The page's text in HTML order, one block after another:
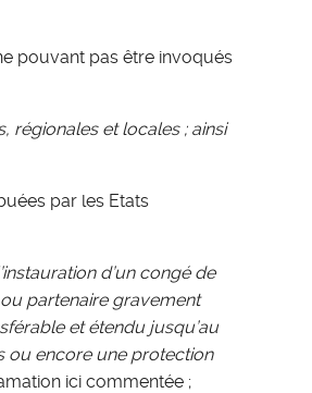
pouvant pas être invoqués
régionales et locales ; ainsi
par les Etats
d’un congé de
partenaire gravement
et étendu jusqu’au
ou encore une protection
ici commentée ;